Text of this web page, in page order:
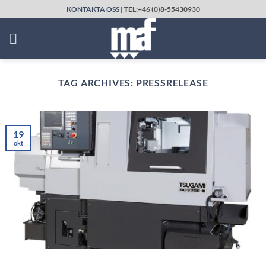
to
content
KONTAKTA OSS| TEL:+46 (0)8-55430930
TAG ARCHIVES: PRESSRELEASE
19
okt